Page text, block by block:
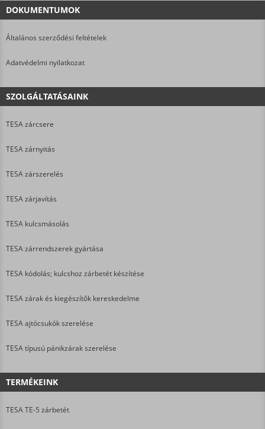
DOKUMENTUMOK
Általános szerződési feltételek
Adatvédelmi nyilatkozat
SZOLGÁLTATÁSAINK
TESA zárcsere
TESA zárnyitás
TESA zárszerelés
TESA zárjavítás
TESA kulcsmásolás
TESA zárrendszerek gyártása
TESA kódolás; kulcshoz zárbetét készítése
TESA zárak és kiegészítők kereskedelme
TESA ajtócsukók szerelése
TESA típusú pánikzárak szerelése
TERMÉKEINK
TESA TE-5 zárbetét